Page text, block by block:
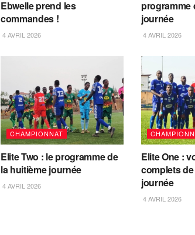
Ebwelle prend les
commandes !
4 AVRIL 2026
programme
journée
4 AVRIL 2026
CHAMPIONNAT
Elite Two : le programme de
la huitième journée
4 AVRIL 2026
Elite One :
complets
journée
4 AVRIL 2026